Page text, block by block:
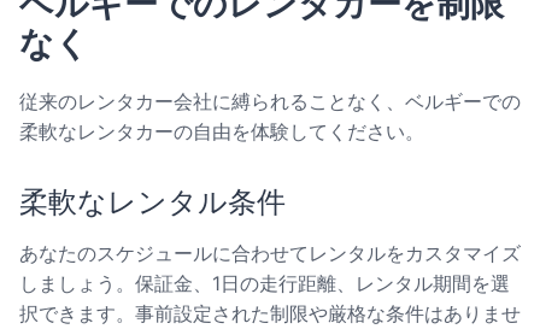
なく
従来のレンタカー会社に縛られることなく、ベルギーでの
柔軟なレンタカーの自由を体験してください。
柔軟なレンタル条件
あなたのスケジュールに合わせてレンタルをカスタマイズ
しましょう。保証金、1日の走行距離、レンタル期間を選
択できます。事前設定された制限や厳格な条件はありませ